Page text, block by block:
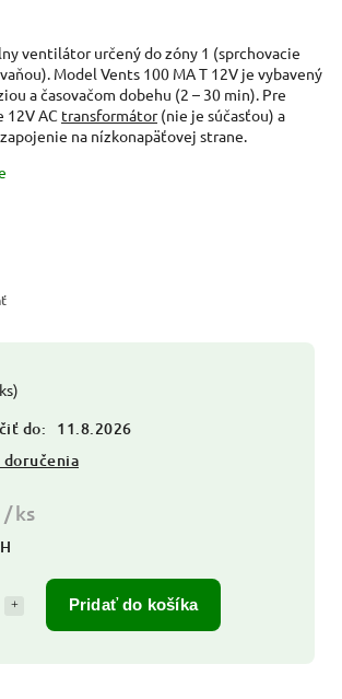
/ ks
Pridať do košíka
do:
11.8.2026
ventilátor určený do zóny 1 (sprchovacie
Model Vents 100 MA T 12V je vybavený
a časovačom dobehu (2 – 30 min). Pre
12V AC transformátor(nie je súčasťou) a
na nízkonapäťovej strane.